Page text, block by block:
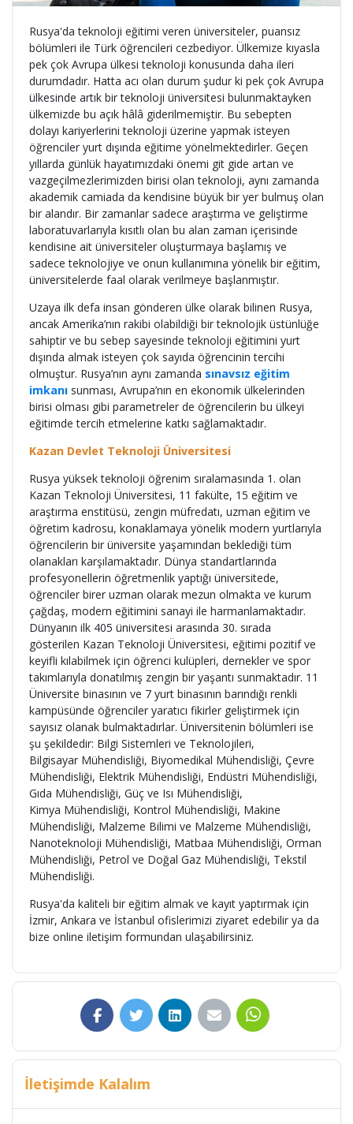
Rusya'da teknoloji eğitimi veren üniversiteler, puansız
bölümleri ile Türk öğrencileri cezbediyor. Ülkemize kıyasla
pek çok Avrupa ülkesi teknoloji konusunda daha ileri
durumdadır. Hatta acı olan durum şudur ki pek çok Avrupa
ülkesinde artık bir teknoloji üniversitesi bulunmaktayken
ülkemizde bu açık hâlâ giderilmemiştir. Bu sebepten
dolayı kariyerlerini teknoloji üzerine yapmak isteyen
öğrenciler yurt dışında eğitime yönelmektedirler. Geçen
yıllarda günlük hayatımızdaki önemi git gide artan ve
vazgeçilmezlerimizden birisi olan teknoloji, aynı zamanda
akademik camiada da kendisine büyük bir yer bulmuş olan
bir alandır. Bir zamanlar sadece araştırma ve geliştirme
laboratuvarlarıyla kısıtlı olan bu alan zaman içerisinde
kendisine ait üniversiteler oluşturmaya başlamış ve
sadece teknolojiye ve onun kullanımına yönelik bir eğitim,
üniversitelerde faal olarak verilmeye başlanmıştır.
Uzaya ilk defa insan gönderen ülke olarak bilinen Rusya,
ancak Amerika’nın rakibi olabildiği bir teknolojik üstünlüğe
sahiptir ve bu sebep sayesinde teknoloji eğitimini yurt
dışında almak isteyen çok sayıda öğrencinin tercihi
olmuştur. Rusya’nın aynı zamanda sınavsız eğitim
imkanı sunması, Avrupa’nın en ekonomik ülkelerinden
birisi olması gibi parametreler de öğrencilerin bu ülkeyi
eğitimde tercih etmelerine katkı sağlamaktadır.
Kazan Devlet Teknoloji Üniversitesi
Rusya yüksek teknoloji öğrenim sıralamasında 1. olan
Kazan Teknoloji Üniversitesi, 11 fakülte, 15 eğitim ve
araştırma enstitüsü, zengin müfredatı, uzman eğitim ve
öğretim kadrosu, konaklamaya yönelik modern yurtlarıyla
öğrencilerin bir üniversite yaşamından beklediği tüm
olanakları karşılamaktadır. Dünya standartlarında
profesyonellerin öğretmenlik yaptığı üniversitede,
öğrenciler birer uzman olarak mezun olmakta ve kurum
çağdaş, modern eğitimini sanayi ile harmanlamaktadır.
Dünyanın ilk 405 üniversitesi arasında 30. sırada
gösterilen Kazan Teknoloji Üniversitesi, eğitimi pozitif ve
keyifli kılabilmek için öğrenci kulüpleri, dernekler ve spor
takımlarıyla donatılmış zengin bir yaşantı sunmaktadır. 11
Üniversite binasının ve 7 yurt binasının barındığı renkli
kampüsünde öğrenciler yaratıcı fikirler geliştirmek için
sayısız olanak bulmaktadırlar. Üniversitenin bölümleri ise
şu şekildedir: Bilgi Sistemleri ve Teknolojileri,
Bilgisayar Mühendisliği, Biyomedikal Mühendisliği, Çevre
Mühendisliği, Elektrik Mühendisliği, Endüstri Mühendisliği,
Gıda Mühendisliği, Güç ve Isı Mühendisliği,
Kimya Mühendisliği, Kontrol Mühendisliği, Makine
Mühendisliği, Malzeme Bilimi ve Malzeme Mühendisliği,
Nanoteknoloji Mühendisliği, Matbaa Mühendisliği, Orman
Mühendisliği, Petrol ve Doğal Gaz Mühendisliği, Tekstil
Mühendisliği.
Rusya'da kaliteli bir eğitim almak ve kayıt yaptırmak için
İzmir, Ankara ve İstanbul ofislerimizi ziyaret edebilir ya da
bize online iletişim formundan ulaşabilirsiniz.
İletişimde Kalalım